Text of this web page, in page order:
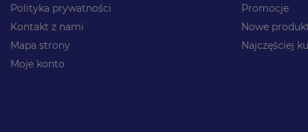
Polityka prywatności
Kontakt z nami
Mapa strony
Moje konto
Promocje
Nowe
Najczęściej